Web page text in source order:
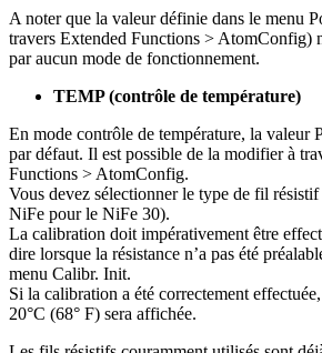
A noter que la valeur définie dans le menu
travers Extended Functions > AtomConfig)
par aucun mode de fonctionnement.
TEMP (contrôle de température)
En mode contrôle de température, la valeur
par défaut. Il est possible de la modifier à
Functions > AtomConfig.
Vous devez sélectionner le type de fil
NiFe pour le NiFe 30).
La calibration doit impérativement être
dire lorsque la résistance n’a pas été
menu Calibr. Init.
Si la calibration a été correctement
20°C (68° F) sera affichée.